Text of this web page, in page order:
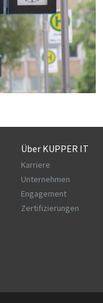
Über KUPPER IT
Karriere
Unternehmen
Engagement
Zertifizierungen